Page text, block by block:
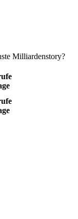
Milliardenstory?